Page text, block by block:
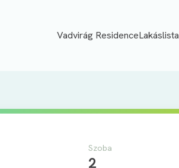
Vadvirág ResidenceLakáslista
Szoba
2